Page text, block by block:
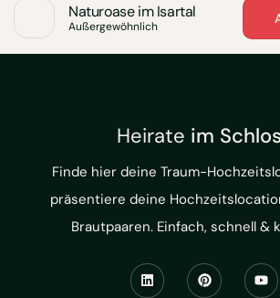
Naturoase im Isartal
Außergewöhnlich
Heirate im
Finde hier deine Traum-
präsentiere deine
Brautpaaren. Einfach, schnell &